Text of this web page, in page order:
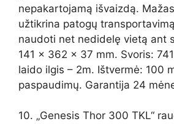
nepakartojamą išvaizdą.
užtikrina patogų
naudoti net nedidelę vietą ant
141 x 362 x 37 mm. Svoris:
laido ilgis – 2m. Ištvermė: 100
paspaudimų. Garantija 24
10. „Genesis Thor 300 TKL“